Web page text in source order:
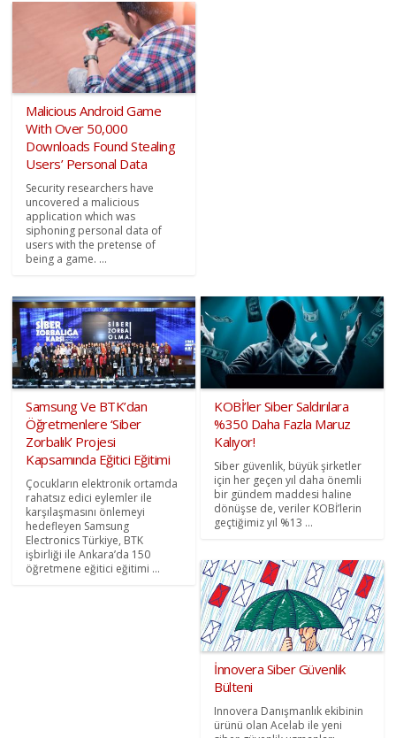
Malicious Android Game
With Over 50,000
Downloads Found Stealing
Users’ Personal Data
Security researchers have
uncovered a malicious
application which was
siphoning personal data of
users with the pretense of
being a game. ...
Samsung Ve BTK’dan
Öğretmenlere ‘Siber
Zorbalık’ Projesi
Kapsamında Eğitici Eğitimi
Çocukların elektronik ortamda
rahatsız edici eylemler ile
karşılaşmasını önlemeyi
hedefleyen Samsung
Electronics Türkiye, BTK
işbirliği ile Ankara’da 150
öğretmene eğitici eğitimi ...
KOBİ’ler Siber Saldırılara
%350 Daha Fazla Maruz
Kalıyor!
Siber güvenlik, büyük şirketler
için her geçen yıl daha önemli
bir gündem maddesi haline
dönüşse de, veriler KOBİ’lerin
geçtiğimiz yıl %13 ...
İnnovera Siber Güvenlik
Bülteni
Innovera Danışmanlık ekibinin
ürünü olan Acelab ile yeni